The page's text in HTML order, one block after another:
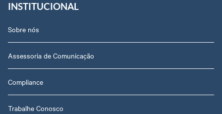
INSTITUCIONAL
Sobre nós
Assessoria de Comunicação
Compliance
Trabalhe Conosco